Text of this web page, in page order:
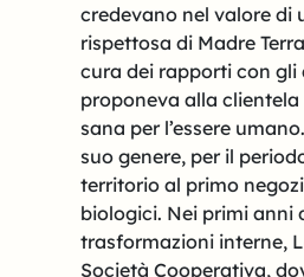
credevano nel valore di
rispettosa di Madre
cura dei rapporti con
proponeva alla clientela
sana per l’essere
suo genere, per il
territorio al primo
biologici. Nei primi anni
trasformazioni interne,
Società Cooperativa,